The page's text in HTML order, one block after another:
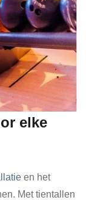
elke
en het
Met tientallen